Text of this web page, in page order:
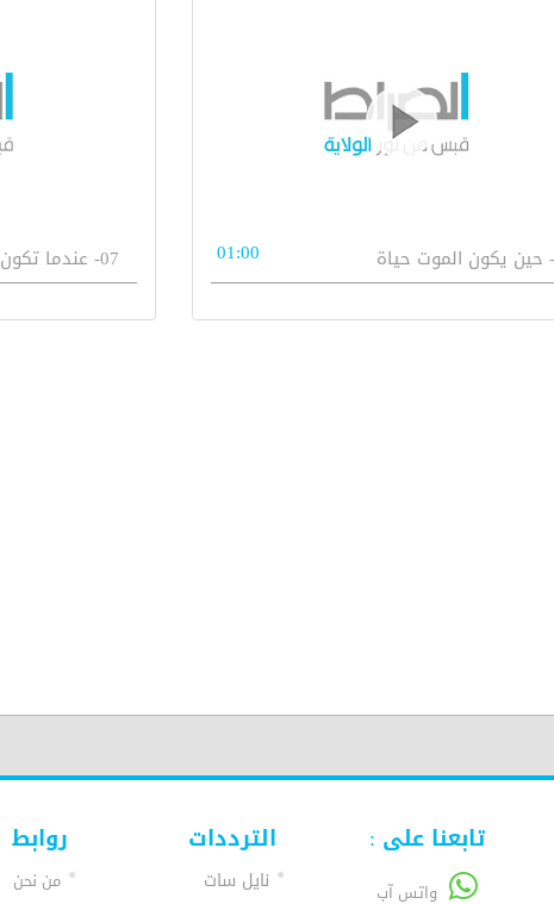
01:00 07- عندما تكون الشهادة فتحاً
تابعنا على :
واتس آب
الترددات
نايل سات
روابط
من نحن